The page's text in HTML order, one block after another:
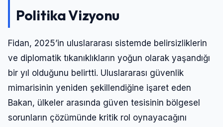
Politika Vizyonu
Fidan, 2025’in uluslararası sistemde belirsizliklerin
ve diplomatik tıkanıklıkların yoğun olarak yaşandığı
bir yıl olduğunu belirtti. Uluslararası güvenlik
mimarisinin yeniden şekillendiğine işaret eden
Bakan, ülkeler arasında güven tesisinin bölgesel
sorunların çözümünde kritik rol oynayacağını